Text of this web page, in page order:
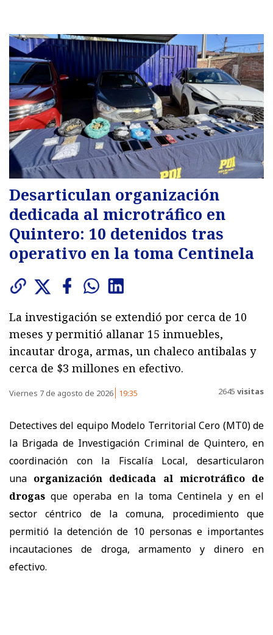
Desarticulan organización
dedicada al microtráfico en
Quintero: 10 detenidos tras
operativo en la toma Centinela
La investigación se extendió por cerca de 10
meses y permitió allanar 15 inmuebles,
incautar droga, armas, un chaleco antibalas y
cerca de $3 millones en efectivo.
Viernes 7 de agosto de 2026 19:35 2645 visitas
Detectives del equipo Modelo Territorial Cero (MT0) de
la Brigada de Investigación Criminal de Quintero, en
coordinación con la Fiscalía Local, desarticularon
una organización dedicada al microtráfico de
drogas que operaba en la toma Centinela y en el
sector céntrico de la comuna, procedimiento que
permitió la detención de 10 personas e importantes
incautaciones de droga, armamento y dinero en
efectivo.